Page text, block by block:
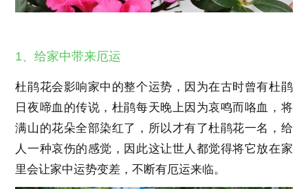
1、给家中带来厄运
杜鹃花会影响家中的整个运势，因为在古时曾有杜鹃
日夜啼血的传说，杜鹃每天晚上因为哀鸣而咯血，将
满山的花朵全部染红了，所以才有了杜鹃花一名，给
人一种哀伤的感觉，因此这让世人都觉得将它放在家
里会让家中运势变差，不断有厄运来临。